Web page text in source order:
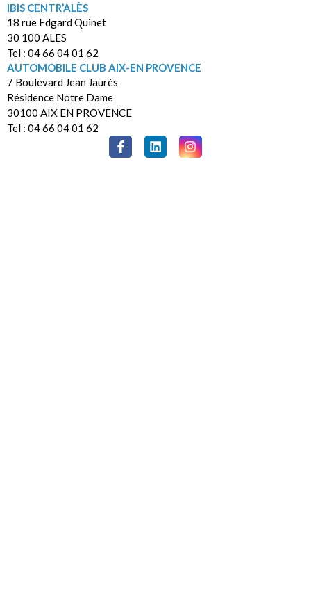
IBIS CENTR’ALÈS
18 rue Edgard Quinet
30 100 ALES
Tel : 04 66 04 01 62
AUTOMOBILE CLUB AIX-EN PROVENCE
7 Boulevard Jean Jaurès
Résidence Notre Dame
30100 AIX EN PROVENCE
Tel : 04 66 04 01 62